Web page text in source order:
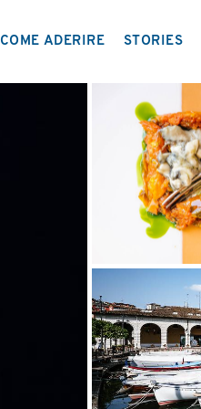
COME ADERIRE STORIES